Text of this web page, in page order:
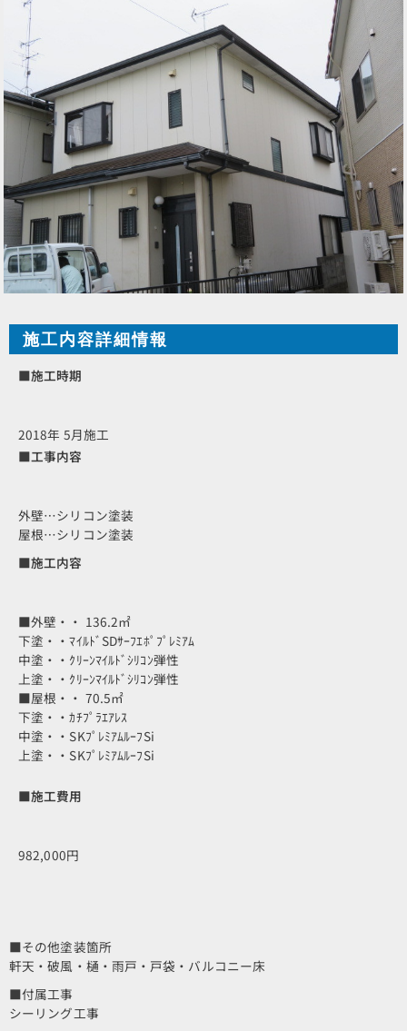
施工内容詳細情報
■施工時期
2018年 5月施工
■工事内容
外壁…シリコン塗装
屋根…シリコン塗装
■施工内容
■外壁・・ 136.2㎡
下塗・・ﾏｲﾙﾄﾞSDｻｰﾌｴﾎﾟﾌﾟﾚﾐｱﾑ
中塗・・ｸﾘｰﾝﾏｲﾙﾄﾞｼﾘｺﾝ弾性
上塗・・ｸﾘｰﾝﾏｲﾙﾄﾞｼﾘｺﾝ弾性
■屋根・・ 70.5㎡
下塗・・ｶﾁﾌﾟﾗｴｱﾚｽ
中塗・・SKﾌﾟﾚﾐｱﾑﾙｰﾌSi
上塗・・SKﾌﾟﾚﾐｱﾑﾙｰﾌSi
■施工費用
982,000円
■その他塗装箇所
軒天・破風・樋・雨戸・戸袋・バルコニー床
■付属工事
シーリング工事